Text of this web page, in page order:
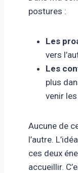
postures :
Les
vers
Les
plus
venir
Aucune de
l’autre.
ces deux
accueillir.